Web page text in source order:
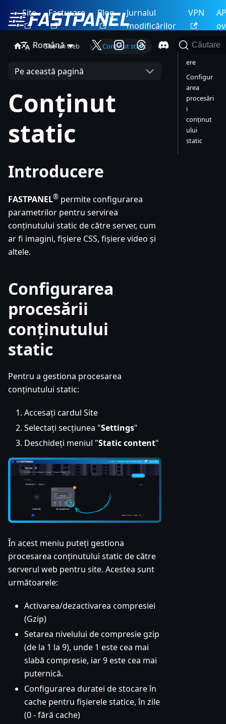
Site Facturare Blog
Jurnalul
modificărilor
VPN
Română
Căutare
Site-uri web Conținut static
Pe această pagină
Conținut
static
Introducere
FASTPANEL® permite configurarea
parametrilor pentru servirea
conținutului static de către server, cum
ar fi imagini, fișiere CSS, fișiere video și
altele.
Configurarea
procesării
conținutului
static
Pentru a gestiona procesarea
conținutului static:
Accesați cardul Site
Selectați secțiunea "Settings"
Deschideți meniul "Static content"
În acest meniu puteți gestiona
procesarea conținutului static de către
serverul web pentru site. Acestea sunt
următoarele:
Activarea/dezactivarea compresiei
(Gzip)
Setarea nivelului de compresie gzip
(de la 1 la 9), unde 1 este cea mai
slabă compresie, iar 9 este cea mai
puternică.
Configurarea duratei de stocare în
cache pentru fișierele statice, în zile
(0 - fără cache)
Introduc
ere
Configur
area
procesări
i
conținut
ului
static